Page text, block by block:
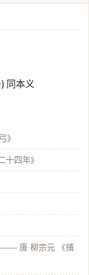
同本义
》
十四年》
唐·柳宗元 《捕